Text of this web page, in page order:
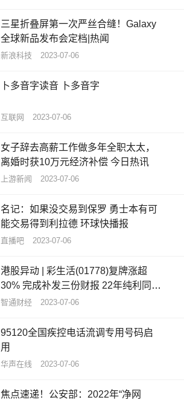
三星折叠屏第一次严丝合缝！Galaxy
全球新品发布会定档|热闻
新浪科技 2023-07-06
卜多音字读音 卜多音字
互联网 2023-07-06
女子辞去高薪工作做多年全职太太，
离婚时获10万元经济补偿 今日热讯
上游新闻 2023-07-06
名记：如果没交易到保罗 勇士本有可
能交易得到利拉德 环球快播报
直播吧 2023-07-06
港股异动 | 彩生活(01778)复牌涨超
30% 完成补发三份财报 22年纯利同比
增长77.61%
智通财经 2023-07-06
95120全国疾控电话流调专用号码启
用
华声在线 2023-07-06
焦点速递！公安部：2022年“净网